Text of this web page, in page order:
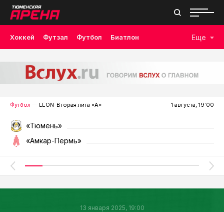
Хоккей Футзал Футбол Биатлон Еще
Футбол — LEON-Вторая лига «А» 1 августа, 19:00
«Тюмень»
«Амкар-Пермь»
13 января 2025, 19:00